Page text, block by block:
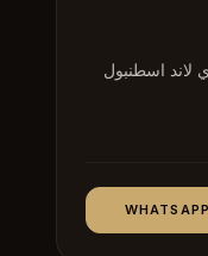
لاند اسطنبول
WHATSAPP